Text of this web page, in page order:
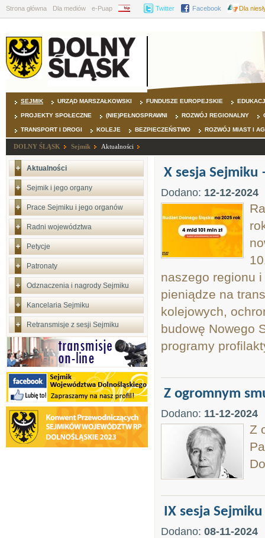
Strona główna Dla mediów e-Puap BIP Twitter Facebook Dla
SEJMIK URZĄD MARSZAŁKOWSKI FUNDUSZE EUROPEJSKIE
PROJEKTY SPOŁECZNE (NIE)PEŁNOSPRAWNI ROZWÓJ REGIONALNY
TRANSPORT I DROGI KOLEJE BEZPIECZEŃSTWO ROZWÓJ MIAST I
DOLNY ŚLĄSK Sejmik Aktualności
Aktualności
Sejmik i jego organy
Prace Sejmiku i jego organów
Radni województwa
Petycje
Patronaty
Odznaczenia i nagrody Sejmiku
Kancelaria Sejmiku
Retransmisje z sesji Sejmiku
X sesja
Dodano: 12-12-2024
naszego regionu
pieniądze na
kolejowych,
budowę Nowego
programy
Z ogromnym
Dodano: 11-12-2024
Z
IX sesja Sejmiku
Dodano: 08-11-2024